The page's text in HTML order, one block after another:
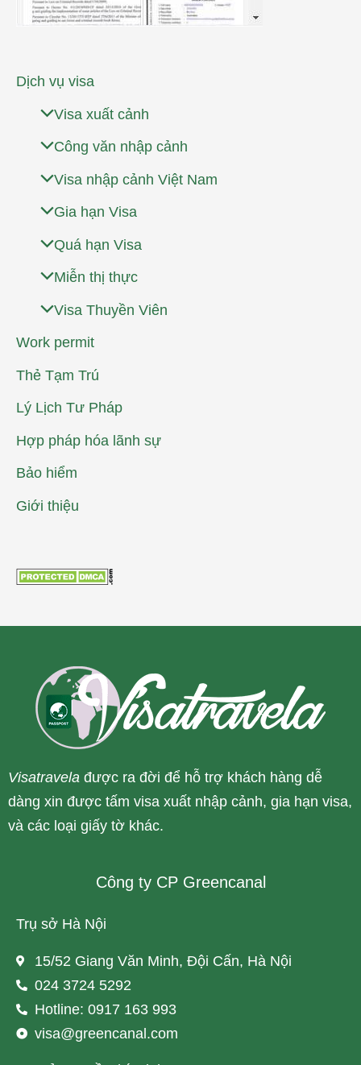
Dịch vụ visa
Visa xuất cảnh
Công văn nhập cảnh
Visa nhập cảnh Việt Nam
Gia hạn Visa
Quá hạn Visa
Miễn thị thực
Visa Thuyền Viên
Work permit
Thẻ Tạm Trú
Lý Lịch Tư Pháp
Hợp pháp hóa lãnh sự
Bảo hiểm
Giới thiệu
Visatravela được ra đời để hỗ trợ khách hàng dễ
dàng xin được tấm visa xuất nhập cảnh, gia hạn visa,
và các loại giấy tờ khác.
Công ty CP Greencanal
Trụ sở Hà Nội
15/52 Giang Văn Minh, Đội Cấn, Hà Nội
024 3724 5292
Hotline: 0917 163 993
visa@greencanal.com